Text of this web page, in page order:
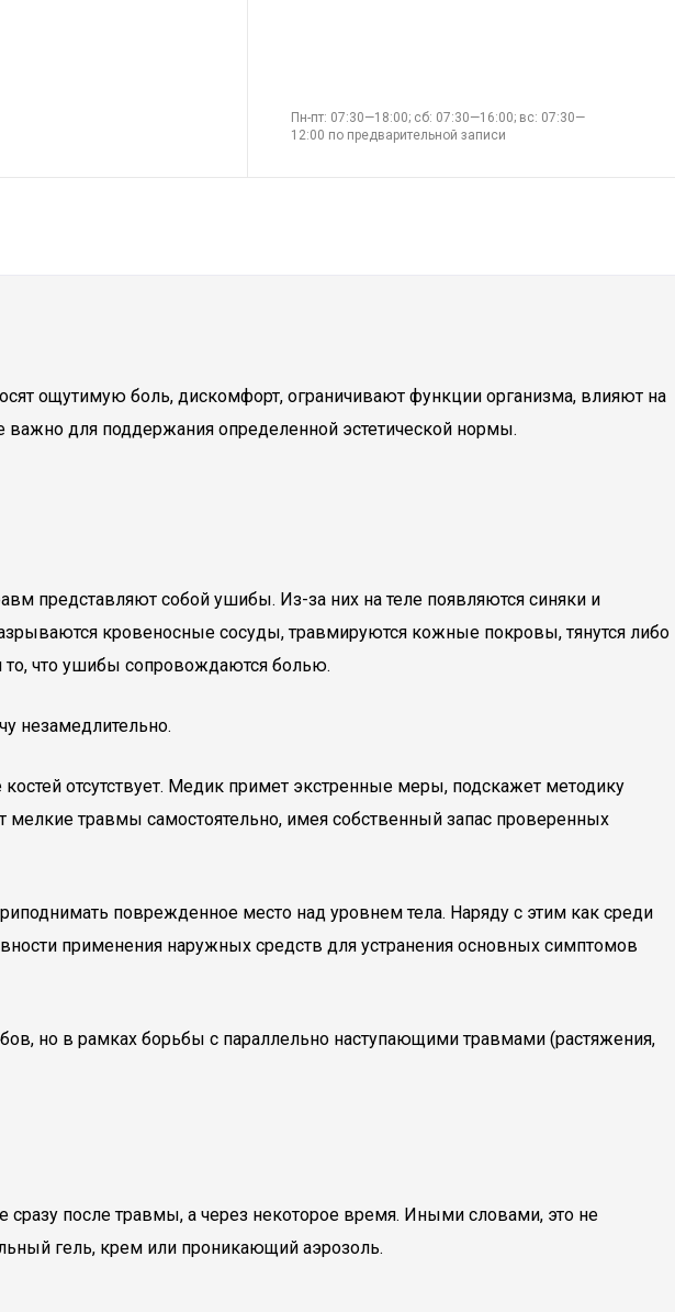
Пн-пт: 07:30—18:00; сб: 07:30—16:00; вс: 07:30—
12:00 по предварительной записи
ощутимую боль, дискомфорт, ограничивают функции организма, влияют на
для поддержания определенной эстетической нормы.
представляют собой ушибы. Из-за них на теле появляются синяки и
кровеносные сосуды, травмируются кожные покровы, тянутся либо
то, что ушибы сопровождаются болью.
незамедлительно.
костей отсутствует. Медик примет экстренные меры, подскажет методику
мелкие травмы самостоятельно, имея собственный запас проверенных
поврежденное место над уровнем тела. Наряду с этим как среди
применения наружных средств для устранения основных симптомов
но в рамках борьбы с параллельно наступающими травмами (растяжения,
сразу после травмы, а через некоторое время. Иными словами, это не
гель, крем или проникающий аэрозоль.